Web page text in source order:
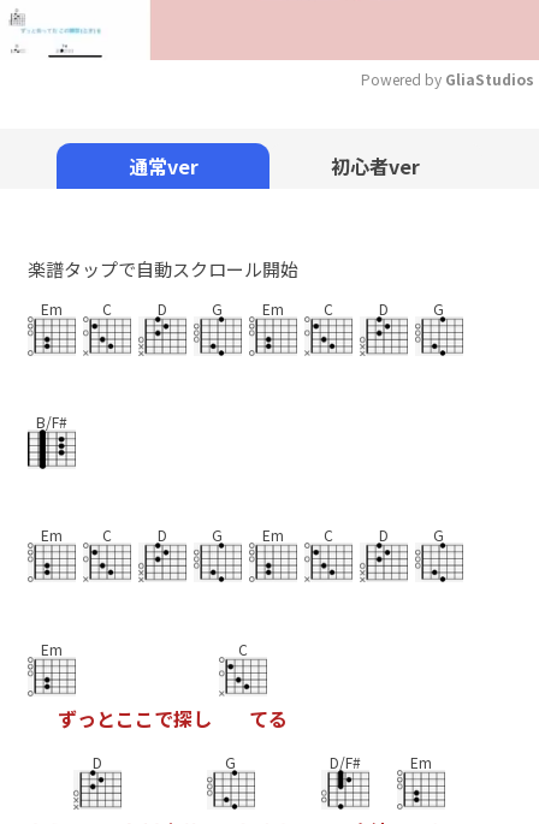
Powered by GliaStudios
通常ver 初心者ver
楽譜タップで自動スクロール開始
Em C D G Em C D G
B/F#
Em C D G Em C D G
Em
ずっ とこ こで探し
C
てる
D G D/F# Em